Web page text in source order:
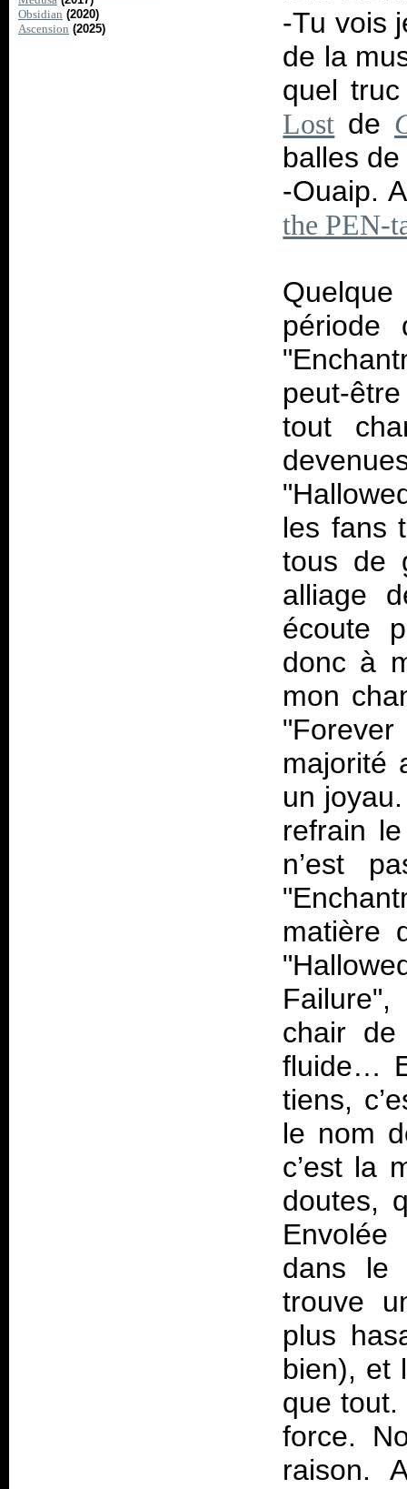
Obsidian (2020)
Ascension (2025)
-Tu vois
de la
quel
Lost de
balles
-Ouaip.
the PEN-
période
peut-
tout
les fans
tous de
alliage
écoute
donc à
mon
majorité
un
refrain
n’est
matière
chair
fluide…
tiens,
le nom
c’est la
doutes,
dans le
trouve
plus
bien), et
que tout.
force.
raison.